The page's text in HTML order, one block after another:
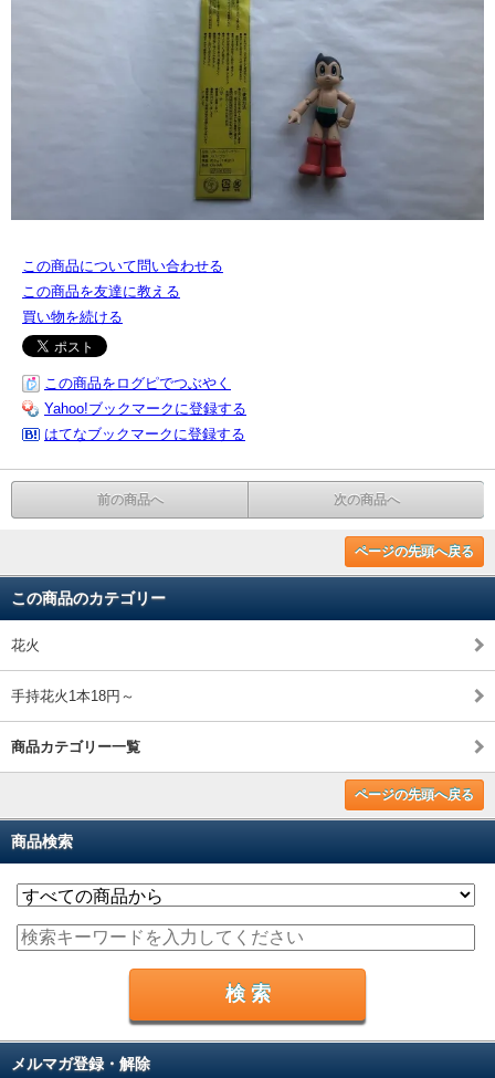
この商品について問い合わせる
この商品を友達に教える
買い物を続ける
この商品をログピでつぶやく
Yahoo!ブックマークに登録する
はてなブックマークに登録する
前の商品へ 次の商品へ
ページの先頭へ戻る
この商品のカテゴリー
花火
手持花火1本18円～
商品カテゴリー一覧
ページの先頭へ戻る
商品検索
メルマガ登録・解除